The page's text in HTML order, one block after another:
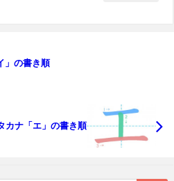
」の書き順
カナ「エ」の書き順